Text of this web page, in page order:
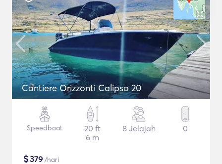
Cantiere Orizzonti Calipso 20
Speedboat
20 ft
6 m
8 Jelajah 0
$379 /hari